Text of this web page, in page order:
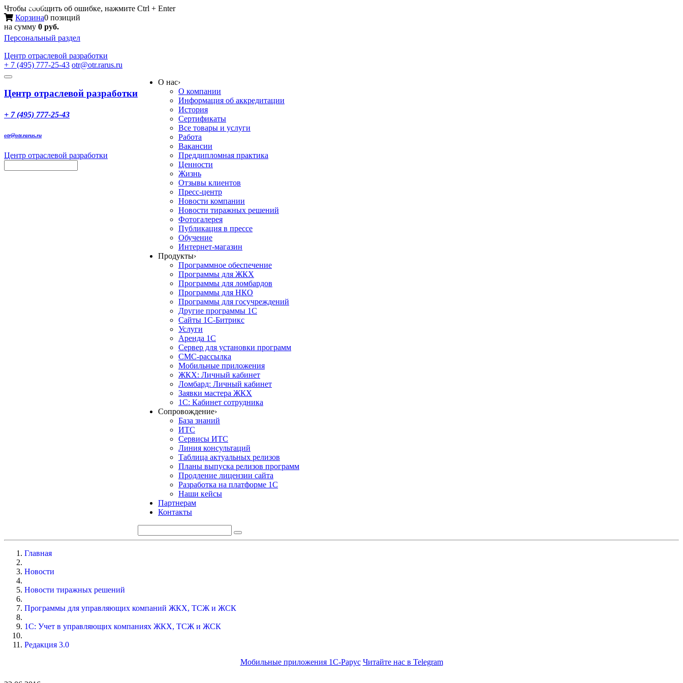
Чтобы сообщить об ошибке, нажмите Ctrl + Enter
Корзина0 позиций
на сумму 0 руб.
Персональный раздел
Центр отраслевой разработки
+ 7 (495) 777-25-43 otr@otr.rarus.ru
Toggle
Меню
Центр отраслевой разработки
+ 7 (495) 777-25-43
otr@otr.rarus.ru
Центр отраслевой разработки
О нас›
О компании
Информация об аккредитации
История
Сертификаты
Все товары и услуги
Работа
Вакансии
Преддипломная практика
Ценности
Жизнь
Отзывы клиентов
Пресс-центр
Новости компании
Новости тиражных решений
Фотогалерея
Публикация в прессе
Обучение
Интернет-магазин
Продукты›
Программное обеспечение
Программы для ЖКХ
Программы для ломбардов
Программы для НКО
Программы для госучреждений
Другие программы 1С
Сайты 1С-Битрикс
Услуги
Аренда 1С
Сервер для установки программ
СМС-рассылка
Мобильные приложения
ЖКХ: Личный кабинет
Ломбард: Личный кабинет
Заявки мастера ЖКХ
1С: Кабинет сотрудника
Сопровождение›
База знаний
ИТС
Сервисы ИТС
Линия консультаций
Таблица актуальных релизов
Планы выпуска релизов программ
Продление лицензии сайта
Разработка на платформе 1С
Наши кейсы
Партнерам
Контакты
Главная
Новости
Новости тиражных решений
Программы для управляющих компаний ЖКХ, ТСЖ и ЖСК
1С: Учет в управляющих компаниях ЖКХ, ТСЖ и ЖСК
Редакция 3.0
Мобильные приложения 1С-Рарус Читайте нас в Telegram